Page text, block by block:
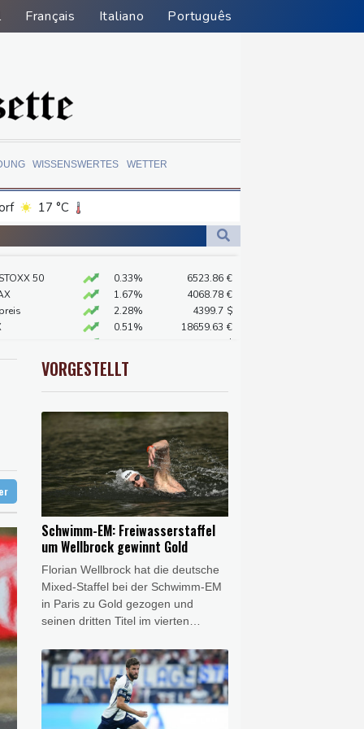
Français Italiano Português
WISSENSWERTES WETTER
17 °C
23 °C
Catania gestrichen
Drogengewalt an
50 0.33% 6523.86 €
1.67% 4068.78 €
2.28% 4399.7 $
0.51% 18659.63 €
$
0.68%
-0.07%
VORGESTELLT
Schwimm-EM: Freiwasserstaffel
um Wellbrock gewinnt Gold
Florian Wellbrock hat die deutsche
Mixed-Staffel bei der Schwimm-EM
in Paris zu Gold gezogen und
seinen dritten Titel im vierten
Der Vierfach-Weltmeister, der
bereits über zehn und fünf
Kilometer triumphiert hatte, schlug
am Samstag als Schlussschwimmer
des DSV-Quartetts nach 4x1500 m